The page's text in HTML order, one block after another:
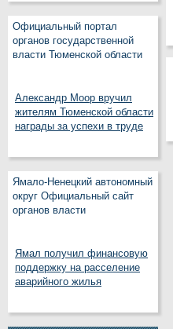
Официальный портал
органов государственной
власти Тюменской области
Александр Моор вручил
жителям Тюменской области
награды за успехи в труде
Ямало-Ненецкий автономный
округ Официальный сайт
органов власти
Ямал получил финансовую
поддержку на расселение
аварийного жилья